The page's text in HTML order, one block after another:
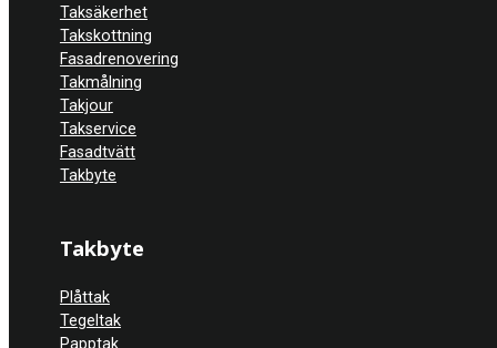
Taksäkerhet
Takskottning
Fasadrenovering
Takmålning
Takjour
Takservice
Fasadtvätt
Takbyte
Takbyte
Plåttak
Tegeltak
Papptak